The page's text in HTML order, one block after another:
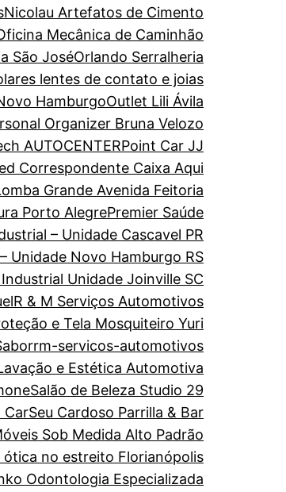
Nicolau Artefatos de Cimento
Mecânica de Caminhão
São JoséOrlando Serralheria
lentes de contato e joias
HamburgoOutlet Lili Ávila
Organizer Bruna Velozo
AUTOCENTERPoint Car JJ
Correspondente Caixa Aqui
Grande Avenida Feitoria
Porto AlegrePremier Saúde
– Unidade Cascavel PR
Unidade Novo Hamburgo RS
Unidade Joinville SC
R & M Serviços Automotivos
e Tela Mosquiteiro Yuri
rm-servicos-automotivos
e Estética Automotiva
Salão de Beleza Studio 29
CarSeu Cardoso Parrilla & Bar
Sob Medida Alto Padrão
ótica no estreito Florianópolis
Odontologia Especializada